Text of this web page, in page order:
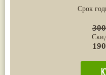
Срок